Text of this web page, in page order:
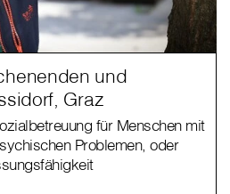
und
Graz
für Menschen mit
Problemen, oder